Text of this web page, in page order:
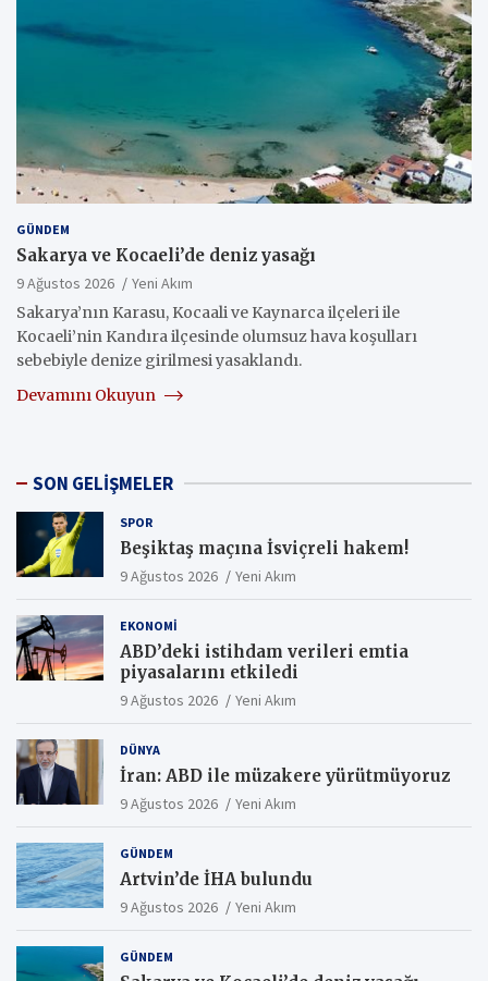
GÜNDEM
Sakarya ve Kocaeli’de deniz yasağı
9 Ağustos 2026
Yeni Akım
Sakarya’nın Karasu, Kocaali ve Kaynarca ilçeleri ile
Kocaeli’nin Kandıra ilçesinde olumsuz hava koşulları
sebebiyle denize girilmesi yasaklandı.
Devamını Okuyun
SON GELİŞMELER
SPOR
Beşiktaş maçına İsviçreli hakem!
9 Ağustos 2026 Yeni Akım
EKONOMI
ABD’deki istihdam verileri emtia
piyasalarını etkiledi
9 Ağustos 2026 Yeni Akım
DÜNYA
İran: ABD ile müzakere yürütmüyoruz
9 Ağustos 2026 Yeni Akım
GÜNDEM
Artvin’de İHA bulundu
9 Ağustos 2026 Yeni Akım
GÜNDEM